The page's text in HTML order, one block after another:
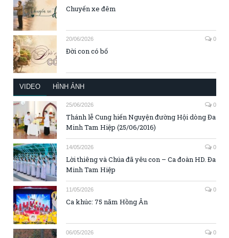
Chuyến xe đêm
20/06/2026 0
Đời con có bố
VIDEO HÌNH ẢNH
25/06/2026 0
Thánh lễ Cung hiến Nguyện đường Hội dòng Đa
Minh Tam Hiệp (25/06/2016)
14/05/2026 0
Lời thiêng và Chúa đã yêu con – Ca đoàn HD. Đa
Minh Tam Hiệp
11/05/2026 0
Ca khúc: 75 năm Hồng Ân
06/05/2026 0